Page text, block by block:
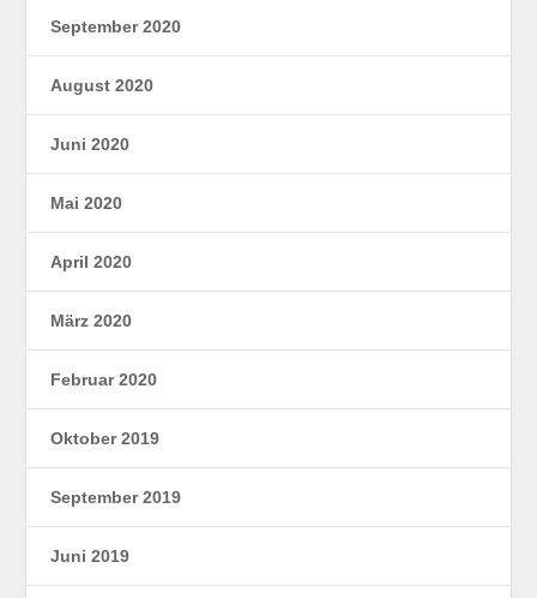
September 2020
August 2020
Juni 2020
Mai 2020
April 2020
März 2020
Februar 2020
Oktober 2019
September 2019
Juni 2019